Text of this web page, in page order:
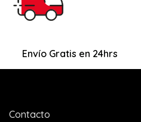
Envío Gratis en 24hrs
Contacto